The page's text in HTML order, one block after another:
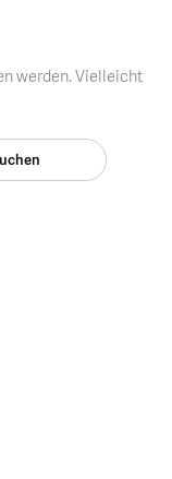
werden. Vielleicht